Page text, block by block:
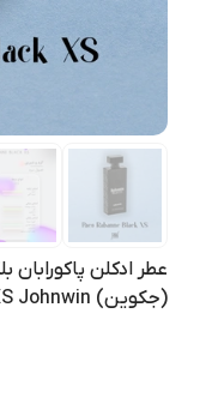
(جکوین) Paco Rabanne Black XS Johnwin